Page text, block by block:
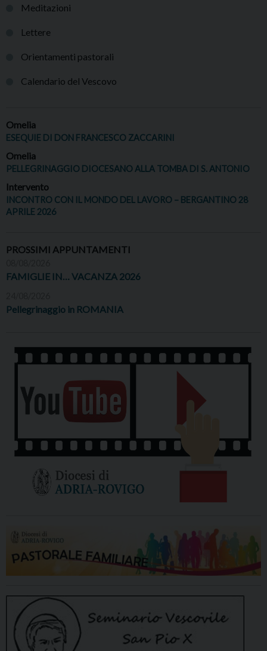
Meditazioni
Lettere
Orientamenti pastorali
Calendario del Vescovo
Omelia
ESEQUIE DI DON FRANCESCO ZACCARINI
Omelia
PELLEGRINAGGIO DIOCESANO ALLA TOMBA DI S. ANTONIO
Intervento
INCONTRO CON IL MONDO DEL LAVORO – BERGANTINO 28
APRILE 2026
PROSSIMI APPUNTAMENTI
FAMIGLIE IN… VACANZA 2026
Pellegrinaggio in ROMANIA